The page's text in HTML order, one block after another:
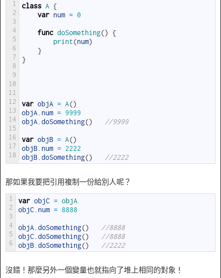
1
2
3
4
5
6
7
8
9
10
11
12
13
14
15
16
17
18
class A {
var num = 0
func doSomething()
{
print(num)
}
}
var objA = A()
objA num = 9999
objA doSomething() //9999
var objB = A()
objB num = 2222
objB doSomething() //2222
那如果我要把引用複制一份給別人呢？
1
2
3
4
5
6
var objC = objA
objC num = 8888
objA doSomething()
//8888
objC doSomething()
//8888
objB doSomething() //2222
沒錯！那麼另外一個變量也就指向了堆上相同的對象！